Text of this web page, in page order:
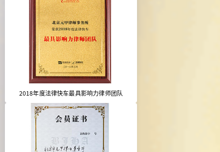
2018年度法律快车最具影响力律师团队